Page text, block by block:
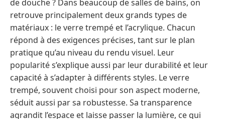
de douche ? Dans beaucoup de salles de bains, on
retrouve principalement deux grands types de
matériaux : le verre trempé et l’acrylique. Chacun
répond à des exigences précises, tant sur le plan
pratique qu’au niveau du rendu visuel. Leur
popularité s’explique aussi par leur durabilité et leur
capacité à s’adapter à différents styles. Le verre
trempé, souvent choisi pour son aspect moderne,
séduit aussi par sa robustesse. Sa transparence
agrandit l’espace et laisse passer la lumière, ce qui